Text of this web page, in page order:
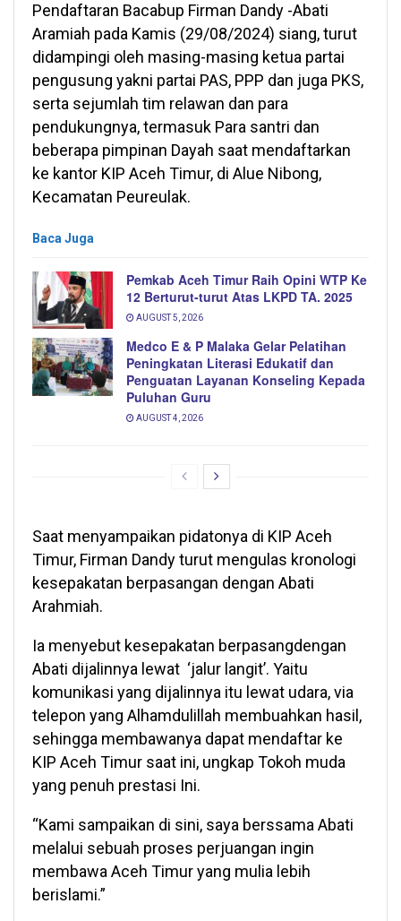
Pendaftaran Bacabup Firman Dandy -Abati
Aramiah pada Kamis (29/08/2024) siang, turut
didampingi oleh masing-masing ketua partai
pengusung yakni partai PAS, PPP dan juga PKS,
serta sejumlah tim relawan dan para
pendukungnya, termasuk Para santri dan
beberapa pimpinan Dayah saat mendaftarkan
ke kantor KIP Aceh Timur, di Alue Nibong,
Kecamatan Peureulak.
Baca Juga
Pemkab Aceh Timur Raih Opini WTP Ke
12 Berturut-turut Atas LKPD TA. 2025
AUGUST 5, 2026
Medco E & P Malaka Gelar Pelatihan
Peningkatan Literasi Edukatif dan
Penguatan Layanan Konseling Kepada
Puluhan Guru
AUGUST 4, 2026
Saat menyampaikan pidatonya di KIP Aceh
Timur, Firman Dandy turut mengulas kronologi
kesepakatan berpasangan dengan Abati
Arahmiah.
Ia menyebut kesepakatan berpasangdengan
Abati dijalinnya lewat ‘jalur langit’. Yaitu
komunikasi yang dijalinnya itu lewat udara, via
telepon yang Alhamdulillah membuahkan hasil,
sehingga membawanya dapat mendaftar ke
KIP Aceh Timur saat ini, ungkap Tokoh muda
yang penuh prestasi Ini.
“Kami sampaikan di sini, saya berssama Abati
melalui sebuah proses perjuangan ingin
membawa Aceh Timur yang mulia lebih
berislami.”